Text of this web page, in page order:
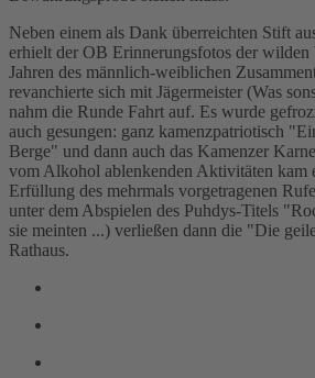
Neben einem als Dank überreichten Stift
erhielt der OB Erinnerungsfotos der wilden
Jahren des männlich-weiblichen
revanchierte sich mit Jägermeister (Was
nahm die Runde Fahrt auf. Es wurde
auch gesungen: ganz kamenzpatriotisch
Berge" und dann auch das Kamenzer
vom Alkohol ablenkenden Aktivitäten kam
Erfüllung des mehrmals vorgetragenen
unter dem Abspielen des Puhdys-Titels
sie meinten ...) verließen dann die "Die
Rathaus.